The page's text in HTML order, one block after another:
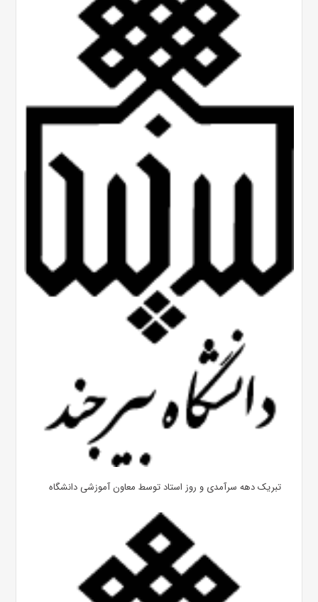
تبریک دهه سرآمدی و روز استاد توسط معاون آموزشی دانشگاه